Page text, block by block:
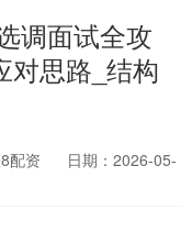
调面试全攻
对思路_结构
配资
日期：2026-05-